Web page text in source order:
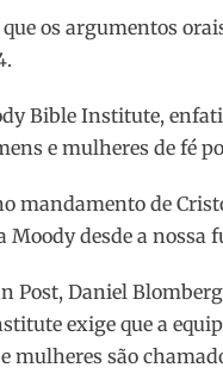
os argumentos
Bible Institute,
e mulheres de fé
mandamento de
desde a nossa
Post, Daniel
exige que a
mulheres são